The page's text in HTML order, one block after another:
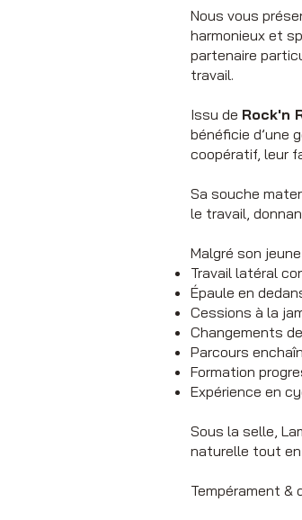
Nous vous
harmonieux et
partenaire
travail.
Issu de Rock'n
bénéficie d’une
coopératif, leur
Sa souche
le travail,
Malgré son
Travail latéral
Épaule en
Cessions à la
Changements
Parcours
Formation
Expérience en
Sous la selle,
naturelle tout
Tempérament &